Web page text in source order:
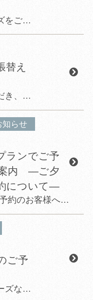
平素よりルートインホテルズをご愛顧賜り、誠にありがとうございます。 現在、Booking.comや宿泊施設を装った不審なメール・メッセージが送付される事例が、日本国内の宿泊施設において確認されております。 これら...
替え
平素より当館をご愛顧いただき、誠にありがとうございます。 このたび、皆様により快適にお過ごしいただける空間づくりのため、 しお風テラスの芝張替え工事を実施いたします。 工事期間中は、安全確保のため...
知らせ
ランでご予
案内 ―ご夕
について―
―2食付プランでご予約のお客様へ― ※既に２食付きの宿泊プランをご予約のお客様へのご案内です。 素泊まりや朝食付きプランでご予約のお客様は対象外となります 混雑回避のため、当ホテルではご夕食時間の事...
ご予
記念日やお誕生日、プロポーズなど、人生の大切なワンシーンをより特別に― この度、提携先のアニバーサリーケーキをご注文いただけるようになりました。 専用ページより、ケーキの種類等をお選びいただき、ご...